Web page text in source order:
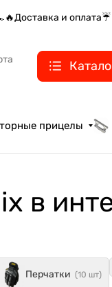
и оплата
прицелы
в
Перчатки (10 шт)